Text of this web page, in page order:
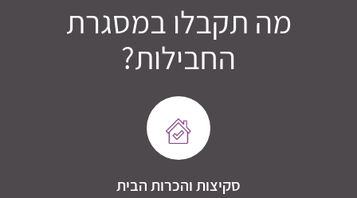
מה תקבלו במסגרת
החבילות?
סקיצות והכרות הבית